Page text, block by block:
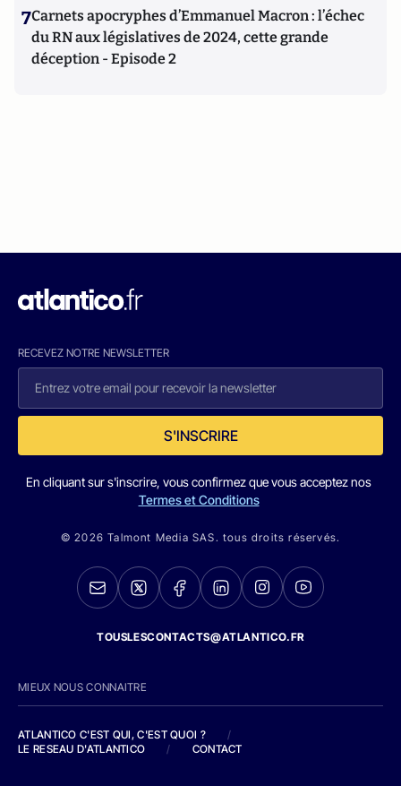
7Carnets apocryphes d’Emmanuel Macron : l’échec
du RN aux législatives de 2024, cette grande
déception - Episode 2
RECEVEZ NOTRE NEWSLETTER
S'INSCRIRE
En cliquant sur s'inscrire, vous confirmez que vous acceptez nos
Termes et Conditions
© 2026 Talmont Media SAS. tous droits réservés.
TOUSLESCONTACTS@ATLANTICO.FR
MIEUX NOUS CONNAITRE
ATLANTICO C'EST QUI, C'EST QUOI ?
/
LE RESEAU D'ATLANTICO
/ CONTACT